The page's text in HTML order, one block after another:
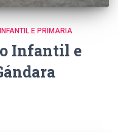
E PRIMARIA
Infantil e